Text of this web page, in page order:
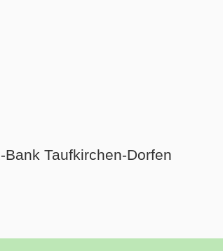
Taufkirchen-Dorfen